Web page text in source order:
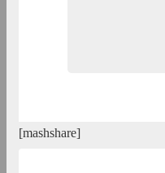
[mashshare]